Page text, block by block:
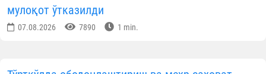
мулоқот ўтказилди
07.08.2026 7890 1 min.